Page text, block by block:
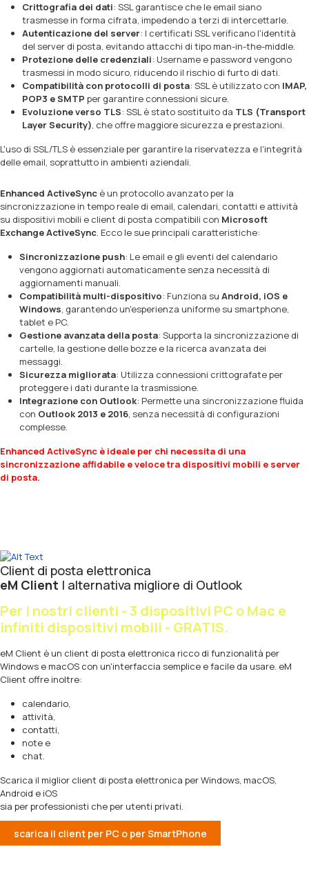
Crittografia dei dati: SSL garantisce che le email siano
trasmesse in forma cifrata, impedendo a terzi di intercettarle.
Autenticazione del server: I certificati SSL verificano l'identità
del server di posta, evitando attacchi di tipo man-in-the-middle.
Protezione delle credenziali: Username e password vengono
trasmessi in modo sicuro, riducendo il rischio di furto di dati.
Compatibilità con protocolli di posta: SSL è utilizzato con IMAP,
POP3 e SMTP per garantire connessioni sicure.
Evoluzione verso TLS: SSL è stato sostituito da TLS (Transport
Layer Security), che offre maggiore sicurezza e prestazioni.
L'uso di SSL/TLS è essenziale per garantire la riservatezza e l'integrità
delle email, soprattutto in ambienti aziendali.
Enhanced ActiveSync è un protocollo avanzato per la
sincronizzazione in tempo reale di email, calendari, contatti e attività
su dispositivi mobili e client di posta compatibili con Microsoft
Exchange ActiveSync. Ecco le sue principali caratteristiche:
Sincronizzazione push: Le email e gli eventi del calendario
vengono aggiornati automaticamente senza necessità di
aggiornamenti manuali.
Compatibilità multi-dispositivo: Funziona su Android, iOS e
Windows, garantendo un'esperienza uniforme su smartphone,
tablet e PC.
Gestione avanzata della posta: Supporta la sincronizzazione di
cartelle, la gestione delle bozze e la ricerca avanzata dei
messaggi.
Sicurezza migliorata: Utilizza connessioni crittografate per
proteggere i dati durante la trasmissione.
Integrazione con Outlook: Permette una sincronizzazione fluida
con Outlook 2013 e 2016, senza necessità di configurazioni
complesse.
Enhanced ActiveSync è ideale per chi necessita di una
sincronizzazione affidabile e veloce tra dispositivi mobili e server
di posta.
Client di posta elettronica
eM Client | alternativa migliore di Outlook
Per i nostri clienti - 3 dispositivi PC o Mac e
infiniti dispositivi mobili - GRATIS.
eM Client è un client di posta elettronica ricco di funzionalità per
Windows e macOS con un'interfaccia semplice e facile da usare. eM
Client offre inoltre:
calendario,
attività,
contatti,
note e
chat.
Scarica il miglior client di posta elettronica per Windows, macOS,
Android e iOS
sia per professionisti che per utenti privati.
scarica il client per PC o per SmartPhone